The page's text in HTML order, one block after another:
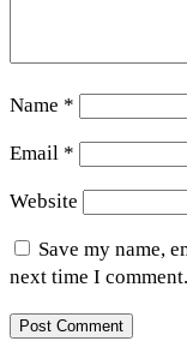
Name *
Email *
Website
Save my name,
next time I comment.